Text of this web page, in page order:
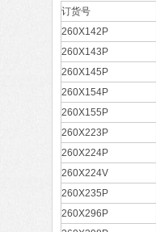
订货号
260X142P
260X143P
260X145P
260X154P
260X155P
260X223P
260X224P
260X224V
260X235P
260X296P